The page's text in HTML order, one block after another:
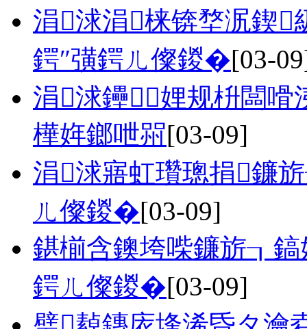
涓浗涓梾锛堥泦鍥
鍔″彉鍔ㄦ儏鍐�[03-
涓浗鑸┖娌规枡闆嗗
樺姩鎯呭喌[03-09]
涓浗寤虹瓚璁捐鐮
ㄦ儏鍐�[03-09]
鍖椾含鐭垮喍鐮旂┒鎬
鍔ㄦ儏鍐�[03-09]